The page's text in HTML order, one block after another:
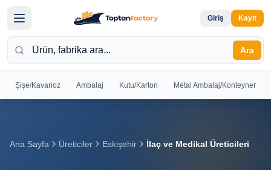
Giriş Kayıt
Ara
Şişe/Kavanoz Ambalaj Kutu/Karton Metal Ambalaj/Konteyner
Giriş yapın
Ana Sayfa Üreticiler Eskişehir İlaç ve Medikal Üreticileri